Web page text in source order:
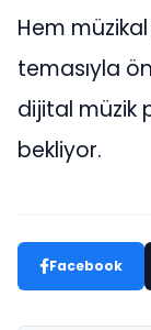
Hem
temasıyla
dijital müzik
bekliyor.
Facebook